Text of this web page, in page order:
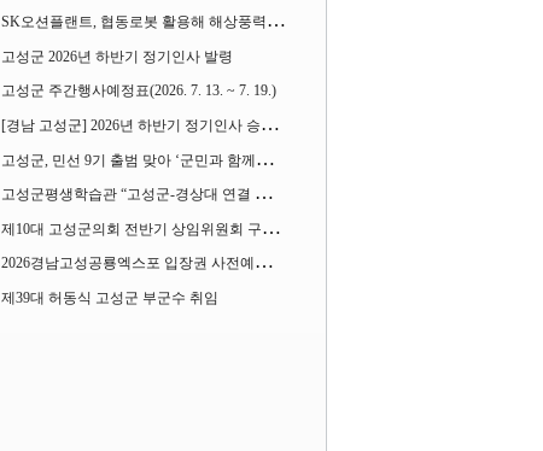
SK오션플랜트, 협동로봇 활용해 해상풍력 생산 혁신 속도 낸다
고성군 2026년 하반기 정기인사 발령
고성군 주간행사예정표(2026. 7. 13. ~ 7. 19.)
[경남 고성군] 2026년 하반기 정기인사 승진심사 결과
고성군, 민선 9기 출범 맞아 ‘군민과 함께하는 대전환 소통간담회’ 열어
고성군평생학습관 “고성군-경상대 연결 평생교육” 운영
제10대 고성군의회 전반기 상임위원회 구성 완료
2026경남고성공룡엑스포 입장권 사전예매 시작
제39대 허동식 고성군 부군수 취임